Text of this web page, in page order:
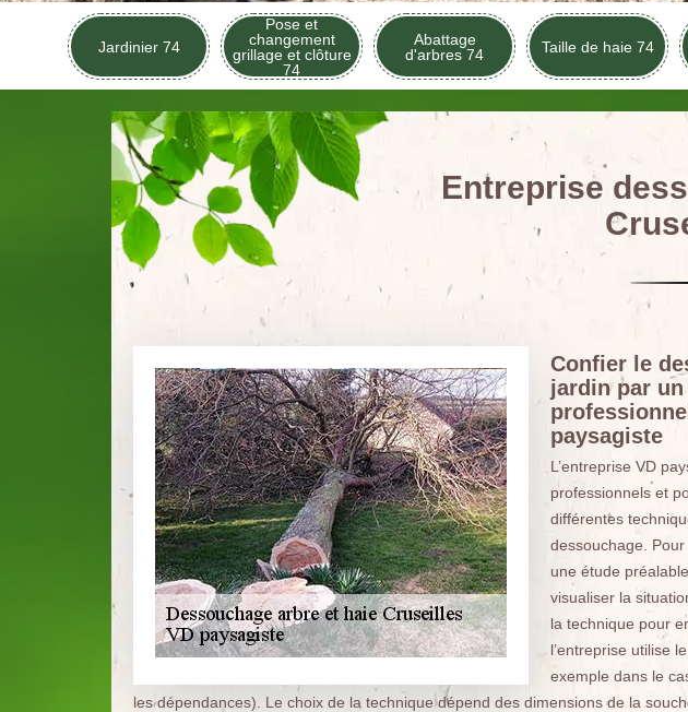
Jardinier 74
Pose et
changement
grillage et clôture
74
Abattage
d'arbres 74
Taille de haie 74
Entreprise
Confier le
jardin par
paysagiste
L’entreprise VD
professionnels et
différentes
dessouchage.
une étude
visualiser la
la technique pour
l’entreprise utilise
exemple dans le
les dépendances). Le choix de la technique dépend des dimensions de la